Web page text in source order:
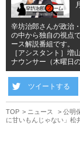
辛坊治郎さんが政治
の中から独自の視点
ース解説番組です。
［アシスタント］増
ナウンサー（木曜日の
ツイートする
TOP ニュース
公明
に甘いもんじゃない」松